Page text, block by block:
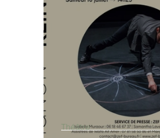
Offre spéciale Annuaire
Théâtre